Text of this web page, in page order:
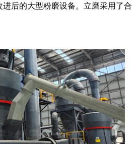
进后的大型粉磨设备。立磨采用了合